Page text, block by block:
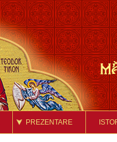
PREZENTARE